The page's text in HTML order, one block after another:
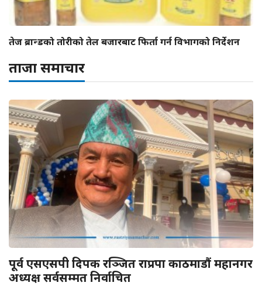
तेज ब्रान्डको तोरीको तेल बजारबाट फिर्ता गर्न विभागको निर्देशन
ताजा समाचार
पूर्व एसएसपी दिपक रञ्जित राप्रपा काठमाडौं महानगर
अध्यक्ष सर्वसम्मत निर्वाचित